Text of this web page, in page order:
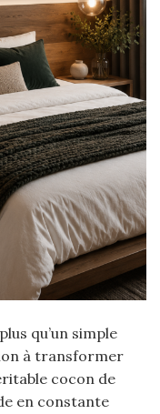
qu’un simple
à transformer
cocon de
en constante